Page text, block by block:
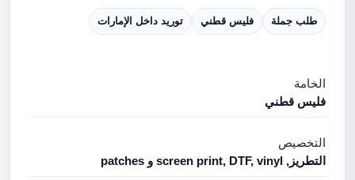
طلب جملة فليس قطني توريد داخل الإمارات
الخامة
فليس قطني
التخصيص
التطريز, screen print, DTF, vinyl و patches